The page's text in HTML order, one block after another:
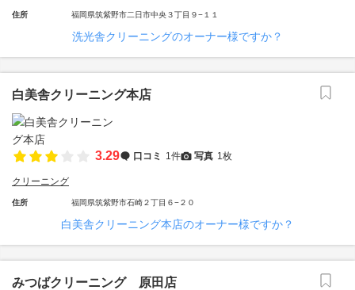
住所 福岡県筑紫野市二日市中央３丁目９−１１
洗光舎クリーニングのオーナー様ですか？
白美舎クリーニング本店
3.29 口コミ 1件 写真 1枚
クリーニング
住所 福岡県筑紫野市石崎２丁目６−２０
白美舎クリーニング本店のオーナー様ですか？
みつばクリーニング 原田店